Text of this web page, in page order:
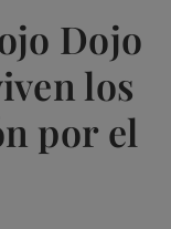
Dojo
los
por el